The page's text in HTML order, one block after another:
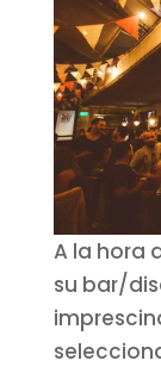
A la hora
su bar/